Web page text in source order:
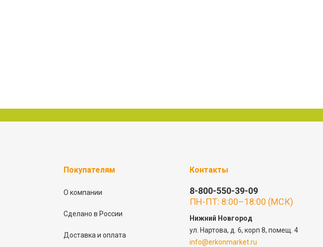
Покупателям
О компании
Сделано в России
Доставка и оплата
Контакты
8-800-550-39-09
ПН-ПТ: 8:00–18:00 (МСК)
Нижний Новгород
ул. Нартова, д. 6, корп 8, помещ. 4
info@erkonmarket.ru